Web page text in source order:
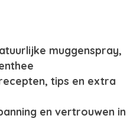
muggenspray,
tips en extra
en vertrouwen in